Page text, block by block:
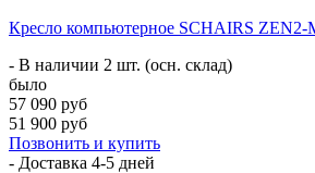
Кресло компьютерное SCHAIRS
- В наличии 2 шт. (осн. склад)
было
57 090 руб
51 900 руб
Позвонить и купить
- Доставка 4-5 дней